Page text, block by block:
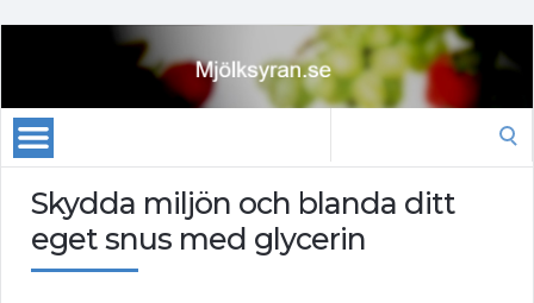
Skydda miljön och blanda ditt
eget snus med glycerin